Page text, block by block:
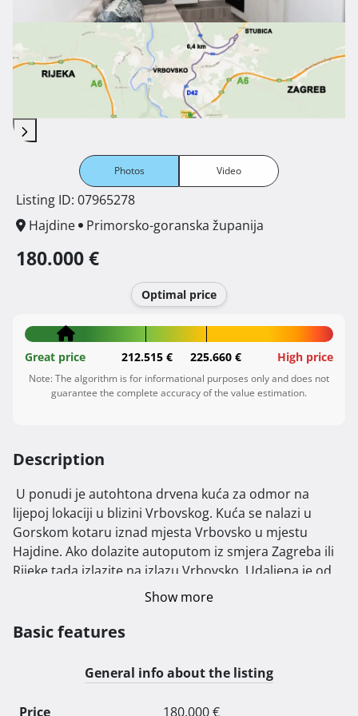
Photos Video
Listing ID: 07965278
Hajdine
Primorsko-goranska županija
180.000 €
Optimal price
Great price 212.515 € 225.660 € High price
Note: The algorithm is for informational purposes only and does not
guarantee the complete accuracy of the value estimation.
Description
lijepoj lokaciji u blizini Vrbovskog. Kuća se nalazi u
Gorskom kotaru iznad mjesta Vrbovsko u mjestu
Hajdine. Ako dolazite autoputom iz smjera Zagreba ili
Rijeke tada izlazite na izlazu Vrbovsko. Udaljena je od
izlaza Vrbovsko samo 6 km.
detalja uređena nekretnina, te je trenutno u funkciji
Kuća posjeduje certifikat kvalitete Kvarner Family. Znak
je to provjerene turističke kvalitete, standarda i
Show more
Basic features
General info about the listing
Price
180.000 €